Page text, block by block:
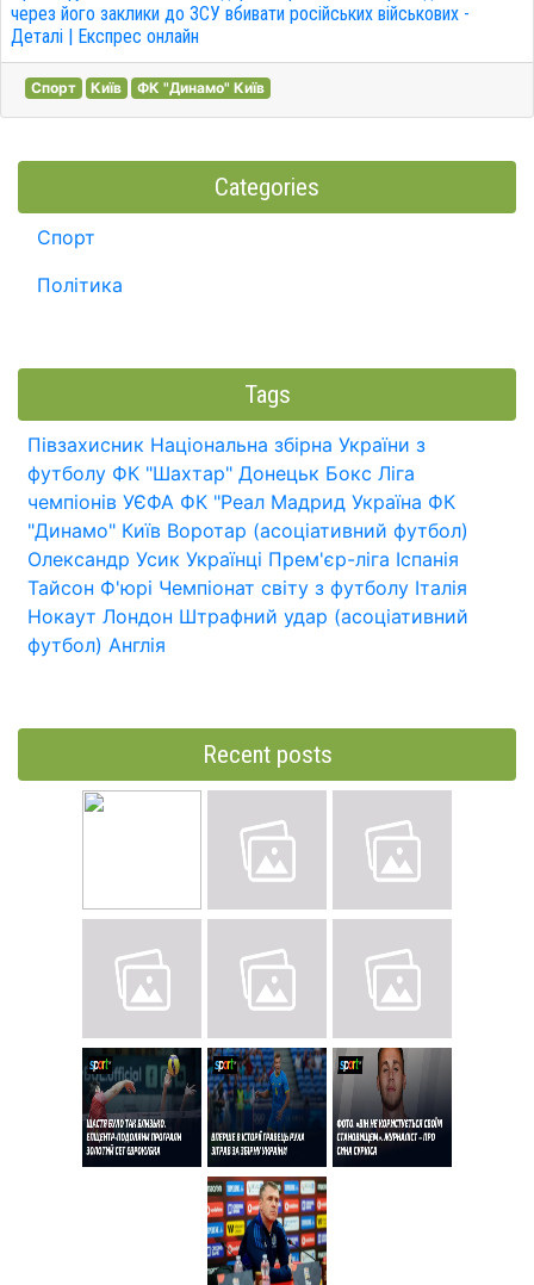
через його заклики до ЗСУ вбивати російських військових -
Деталі | Експрес онлайн
Спорт Київ ФК "Динамо" Київ
Categories
Спорт
Політика
Tags
Півзахисник Національна збірна України з
футболу ФК "Шахтар" Донецьк Бокс Ліга
чемпіонів УЄФА ФК "Реал Мадрид Україна ФК
"Динамо" Київ Воротар (асоціативний футбол)
Олександр Усик Українці Прем'єр-ліга Іспанія
Тайсон Ф'юрі Чемпіонат світу з футболу Італія
Нокаут Лондон Штрафний удар (асоціативний
футбол) Англія
Recent posts